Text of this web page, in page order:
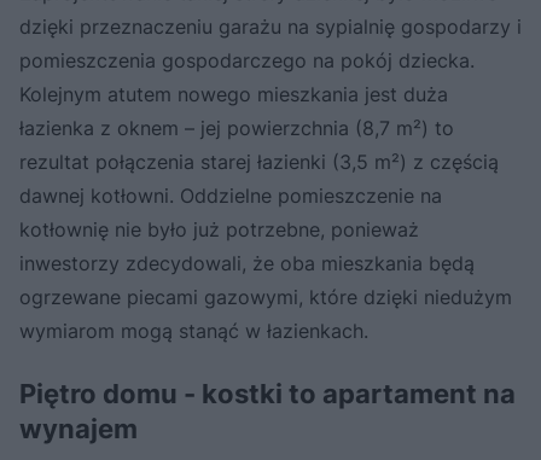
dzięki przeznaczeniu garażu na sypialnię gospodarzy i
pomieszczenia gospodarczego na pokój dziecka.
Kolejnym atutem nowego mieszkania jest duża
łazienka z oknem – jej powierzchnia (8,7 m²) to
rezultat połączenia starej łazienki (3,5 m²) z częścią
dawnej kotłowni. Oddzielne pomieszczenie na
kotłownię nie było już potrzebne, ponieważ
inwestorzy zdecydowali, że oba mieszkania będą
ogrzewane piecami gazowymi, które dzięki niedużym
wymiarom mogą stanąć w łazienkach.
Piętro domu - kostki to apartament na
wynajem